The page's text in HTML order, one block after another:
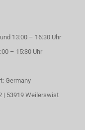
13:00 – 16:30 Uhr
– 15:30 Uhr
Germany
| 53919 Weilerswist